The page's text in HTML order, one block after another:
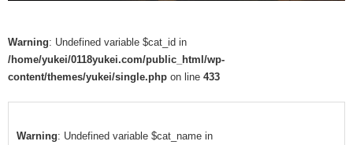
Warning: Undefined variable $cat_id in
/home/yukei/0118yukei.com/public_html/wp-
content/themes/yukei/single.php on line 433
Warning: Undefined variable $cat_name in